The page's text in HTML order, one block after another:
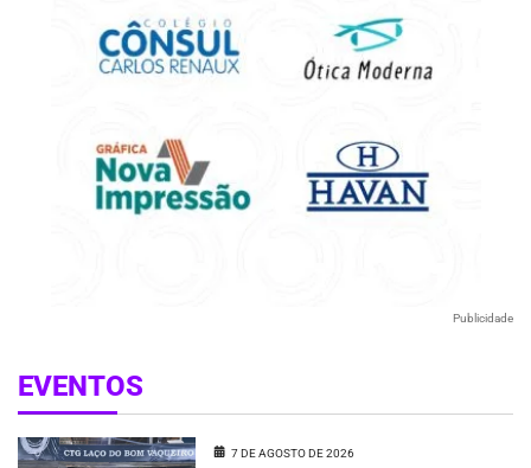
Publicidade
EVENTOS
7 DE AGOSTO DE 2026